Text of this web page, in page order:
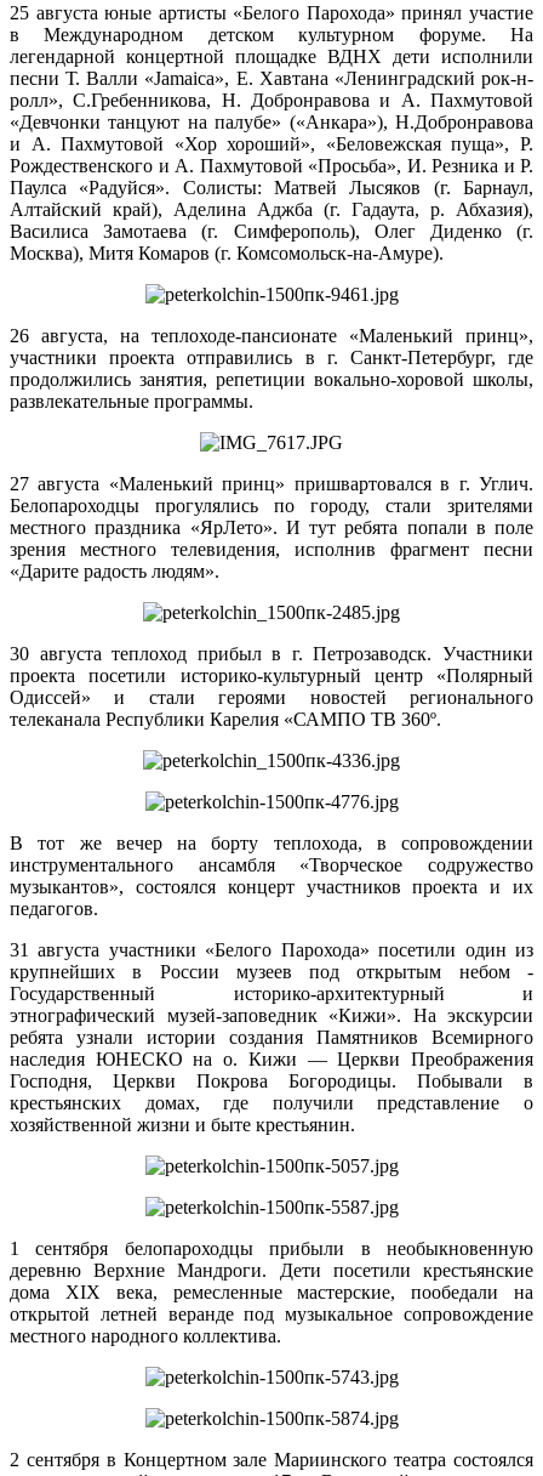
25 августа юные артисты «Белого Парохода» принял участие
в Международном детском культурном форуме. На
легендарной концертной площадке ВДНХ дети исполнили
песни Т. Валли «Jamaica», Е. Хавтана «Ленинградский рок-н-
ролл», С.Гребенникова, Н. Добронравова и А. Пахмутовой
«Девчонки танцуют на палубе» («Анкара»), Н.Добронравова
и А. Пахмутовой «Хор хороший», «Беловежская пуща», Р.
Рождественского и А. Пахмутовой «Просьба», И. Резника и Р.
Паулса «Радуйся». Солисты: Матвей Лысяков (г. Барнаул,
Алтайский край), Аделина Аджба (г. Гадаута, р. Абхазия),
Василиса Замотаева (г. Симферополь), Олег Диденко (г.
Москва), Митя Комаров (г. Комсомольск-на-Амуре).
26 августа, на теплоходе-пансионате «Маленький принц»,
участники проекта отправились в г. Санкт-Петербург, где
продолжились занятия, репетиции вокально-хоровой школы,
развлекательные программы.
27 августа «Маленький принц» пришвартовался в г. Углич.
Белопароходцы прогулялись по городу, стали зрителями
местного праздника «ЯрЛето». И тут ребята попали в поле
зрения местного телевидения, исполнив фрагмент песни
«Дарите радость людям».
30 августа теплоход прибыл в г. Петрозаводск. Участники
проекта посетили историко-культурный центр «Полярный
Одиссей» и стали героями новостей регионального
телеканала Республики Карелия «САМПО ТВ 360º.
В тот же вечер на борту теплохода, в сопровождении
инструментального ансамбля «Творческое содружество
музыкантов», состоялся концерт участников проекта и их
педагогов.
31 августа участники «Белого Парохода» посетили один из
крупнейших в России музеев под открытым небом -
Государственный историко-архитектурный и
этнографический музей-заповедник «Кижи». На экскурсии
ребята узнали истории создания Памятников Всемирного
наследия ЮНЕСКО на о. Кижи — Церкви Преображения
Господня, Церкви Покрова Богородицы. Побывали в
крестьянских домах, где получили представление о
хозяйственной жизни и быте крестьянин.
1 сентября белопароходцы прибыли в необыкновенную
деревню Верхние Мандроги. Дети посетили крестьянские
дома XIX века, ремесленные мастерские, пообедали на
открытой летней веранде под музыкальное сопровождение
местного народного коллектива.
2 сентября в Концертном зале Мариинского театра состоялся